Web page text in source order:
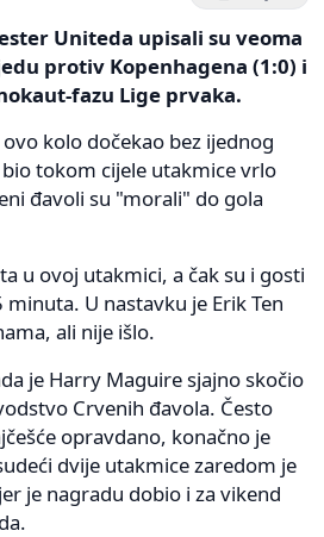
Uniteda upisali su veoma
protiv Kopenhagena (1:0) i
fazu Lige prvaka.
kolo dočekao bez ijednog
tokom cijele utakmice vrlo
đavoli su "morali" do gola
u ovoj utakmici, a čak su i gosti
U nastavku je Erik Ten
ali nije išlo.
je Harry Maguire sjajno skočio
Crvenih đavola. Često
opravdano, konačno je
dvije utakmice zaredom je
je nagradu dobio i za vikend